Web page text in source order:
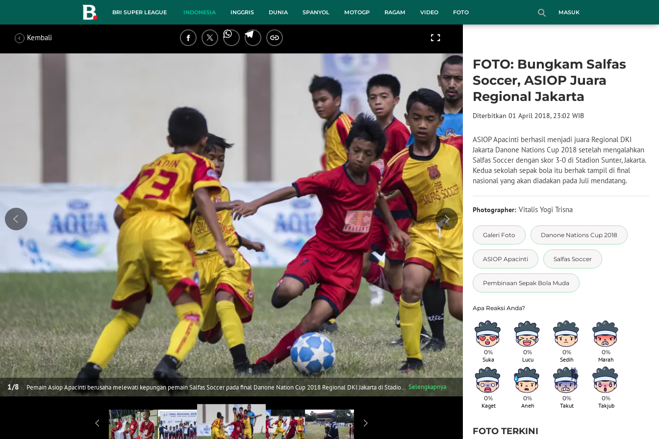
BRI SUPER LEAGUE INDONESIA INGGRIS DUNIA SPANYOL MOTOGP RAGAM VIDEO FOTO MASUK
1/8
Pemain Asiop Apacinti berusaha melewati kepungan pemain Salfas Soccer pada final Danone Nation Cup 2018 Regional DKI Jakarta di Stadion
Sunter, Jakarta, Minggu (1/4/2018). Asiop menang 3-0 atas Salfas. (Bola.com/Vitalis Yogi Trisna)
Selengkapnya /8
Pemain Salfas Soccer berusaha melewati pemain Asiop
Jakarta, Minggu (1/4/2018). Asiop menang 3-0 atas Salfas.
FOTO: Bungkam Salfas
Soccer, ASIOP Juara
Regional Jakarta
Diterbitkan 01 April 2018, 23:02 WIB
ASIOP Apacinti berhasil menjadi juara Regional DKI
Jakarta Danone Nations Cup 2018 setelah mengalahkan
Salfas Soccer dengan skor 3-0 di Stadion Sunter, Jakarta.
Kedua sekolah sepak bola itu berhak tampil di final
nasional yang akan diadakan pada Juli mendatang.
Photographer: Vitalis Yogi Trisna
Galeri Foto Danone Nations Cup 2018
ASIOP Apacinti Salfas Soccer
Pembinaan Sepak Bola Muda
0%
Suka
0%
Lucu
0%
Sedih
0%
Marah
0%
Kaget
0%
Aneh
0%
Takut
0%
Takjub
FOTO TERKINI